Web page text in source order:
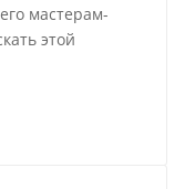
мастерам-
этой